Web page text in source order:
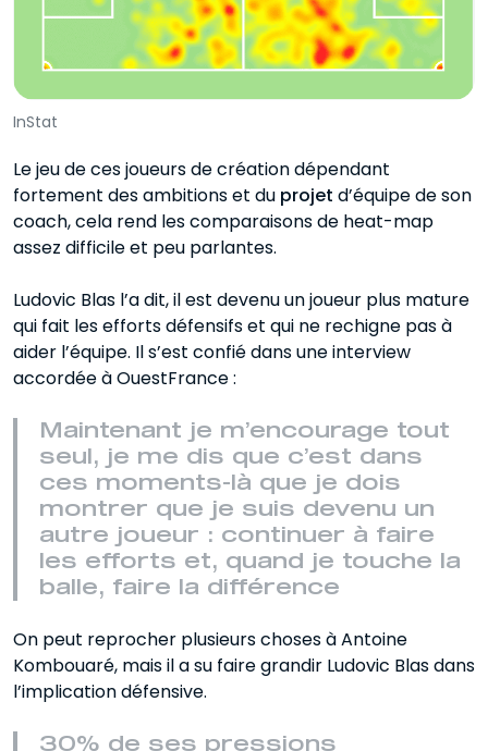
InStat
Le jeu de ces joueurs de création dépendant
fortement des ambitions et du projet d’équipe de son
coach, cela rend les comparaisons de heat-map
assez difficile et peu parlantes.
Ludovic Blas l’a dit, il est devenu un joueur plus mature
qui fait les efforts défensifs et qui ne rechigne pas à
aider l’équipe. Il s’est confié dans une interview
accordée à OuestFrance :
Maintenant je m’encourage tout
seul, je me dis que c’est dans
ces moments-là que je dois
montrer que je suis devenu un
autre joueur : continuer à faire
les efforts et, quand je touche la
balle, faire la différence
On peut reprocher plusieurs choses à Antoine
Kombouaré, mais il a su faire grandir Ludovic Blas dans
l’implication défensive.
30% de ses pressions